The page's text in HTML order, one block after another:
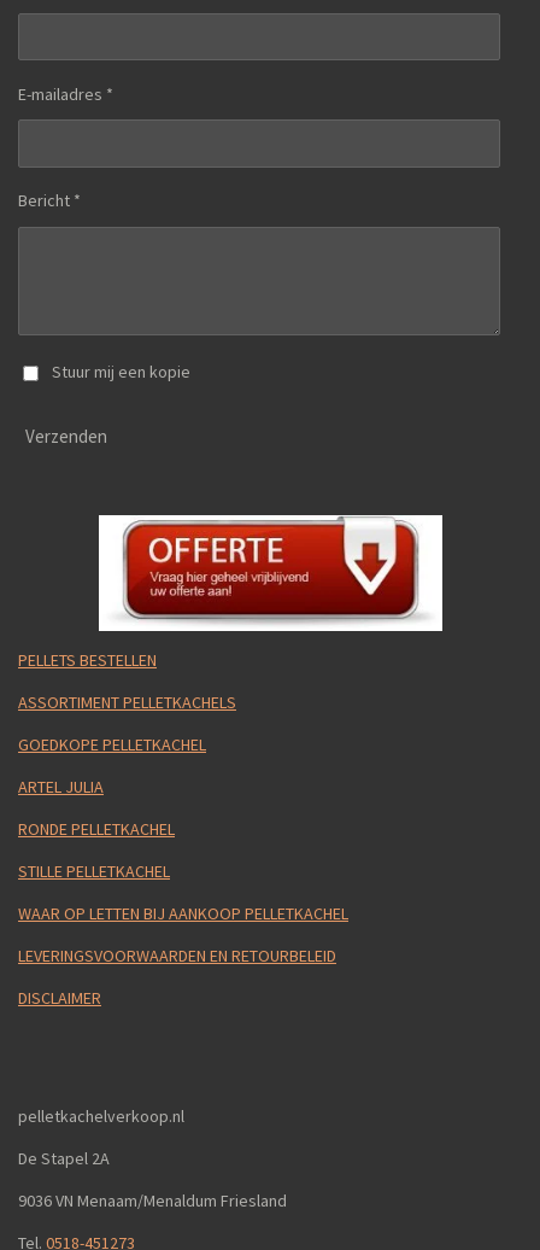
E-mailadres *
Bericht *
Stuur mij een kopie
Verzenden
PELLETS BESTELLEN
ASSORTIMENT PELLETKACHELS
GOEDKOPE PELLETKACHEL
ARTEL JULIA
RONDE PELLETKACHEL
STILLE PELLETKACHEL
WAAR OP LETTEN BIJ AANKOOP PELLETKACHEL
LEVERINGSVOORWAARDEN EN RETOURBELEID
DISCLAIMER
pelletkachelverkoop.nl
De Stapel 2A
9036 VN Menaam/Menaldum Friesland
Tel. 0518-451273